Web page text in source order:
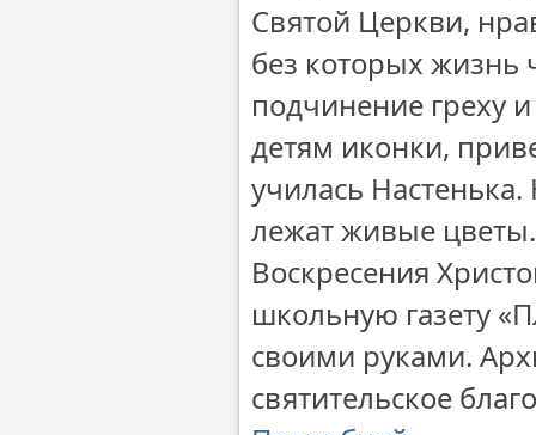
Святой Церкви,
без которых жизнь
подчинение греху
детям иконки,
училась Настенька.
лежат живые
Воскресения
школьную газету
своими руками.
святительское